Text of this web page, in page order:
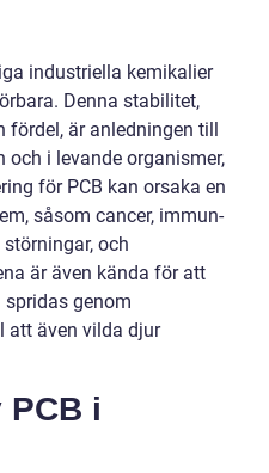
industriella kemikalier
Denna stabilitet,
är anledningen till
och i levande organismer,
för PCB kan orsaka en
såsom cancer, immun-
och
är även kända för att
genom
att även vilda djur
i